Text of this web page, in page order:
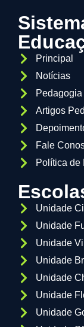
Principal
Notícias
Pedagogia
Artigos
Fale
Política de
Unidade
Unidade
Unidade
Unidade
Unidade
Unidade
Unidade